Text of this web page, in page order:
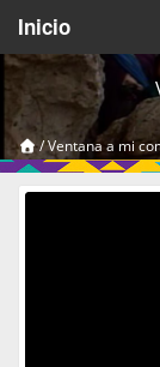
Inicio
Acerca de
Videos Temáticos
/Ventana a mi